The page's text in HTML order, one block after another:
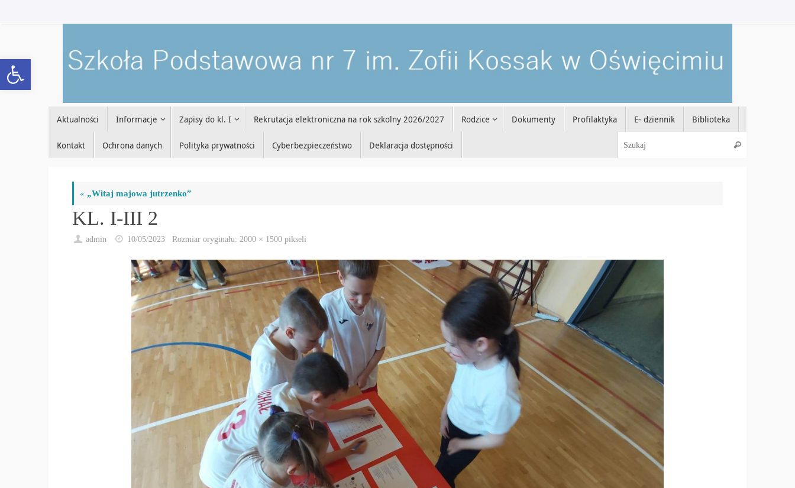
Open toolbar
Aktualności Informacje Zapisy do kl. I Rekrutacja elektroniczna na rok szkolny 2026/2027 Rodzice Dokumenty Profilaktyka E- dziennik Biblioteka
Kontakt Ochrona danych Polityka prywatności Cyberbezpieczeństwo Deklaracja dostępności Szukaj
« „Witaj majowa jutrzenko”
KL. I-III 2
admin 10/05/2023 Rozmiar oryginału: 2000 × 1500 pikseli